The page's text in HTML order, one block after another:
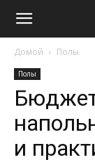
Домой Полы
Полы
и